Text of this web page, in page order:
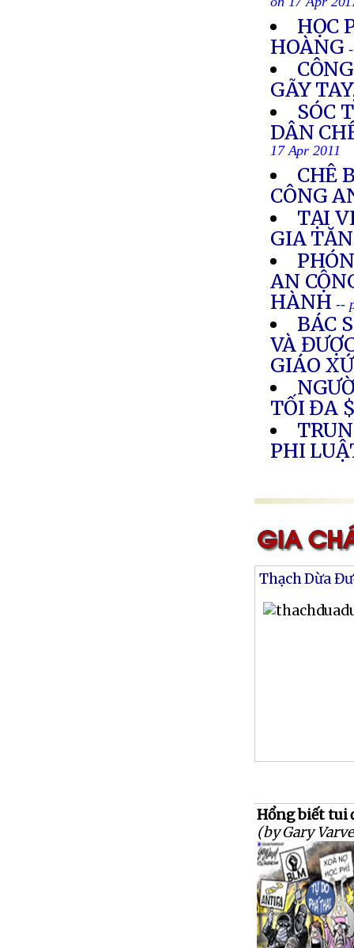
on 17 Apr
HỌC
HOÀNG
GÃY
SÓC
DÂN
17 Apr 2011
CHÊ
CÔNG
TẠI
GIA
AN
HÀNH --
BÁC
VÀ
GIÁO
TỐI ĐA
PHI
Thạch Dừa
Hổng biết tui
(by Gary